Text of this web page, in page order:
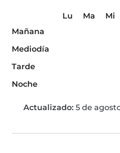
Lu Ma Mi
Mañana
Mediodía
Tarde
Noche
Actualizado: 5 de